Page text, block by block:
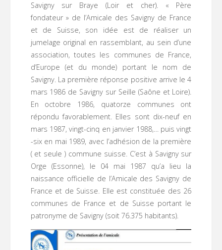
Savigny sur Braye (Loir et cher). « Père
fondateur » de l’Amicale des Savigny de France
et de Suisse, son idée est de réaliser un
jumelage original en rassemblant, au sein d’une
association, toutes les communes de France,
d’Europe (et du monde) portant le nom de
Savigny. La première réponse positive arrive le 4
mars 1986 de Savigny sur Seille (Saône et Loire).
En octobre 1986, quatorze communes ont
répondu favorablement. Elles sont dix-neuf en
mars 1987, vingt-cinq en janvier 1988,… puis vingt
-six en mai 1989, avec l’adhésion de la première
( et seule ) commune suisse. C’est à Savigny sur
Orge (Essonne), le 04 mai 1987 qu’a lieu la
naissance officielle de l’Amicale des Savigny de
France et de Suisse. Elle est constituée des 26
communes de France et de Suisse portant le
patronyme de Savigny (soit 76.375 habitants).